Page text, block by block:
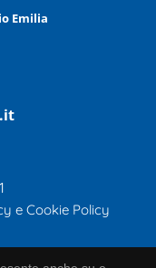
Emilia
e Cookie Policy